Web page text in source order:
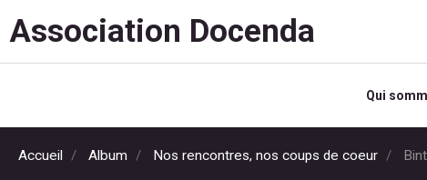
Association Docenda
Qui
Accueil Album Nos rencontres, nos coups de coeur